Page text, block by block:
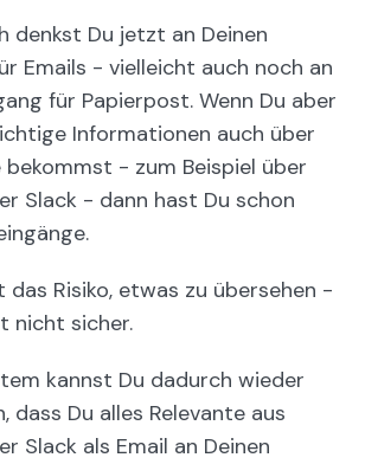
denkst Du jetzt an Deinen
Emails - vielleicht auch noch an
für Papierpost. Wenn Du aber
Informationen auch über
bekommst - zum Beispiel über
Slack - dann hast Du schon
Risiko, etwas zu übersehen -
nicht sicher.
kannst Du dadurch wieder
dass Du alles Relevante aus
Slack als Email an Deinen